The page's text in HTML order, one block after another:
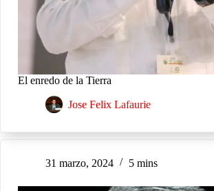
El enredo de la Tierra
Jose Felix Lafaurie
31 marzo, 2024 5 mins